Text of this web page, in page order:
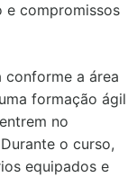
e compromissos
conforme a área
formação ágil
no
o curso,
equipados e